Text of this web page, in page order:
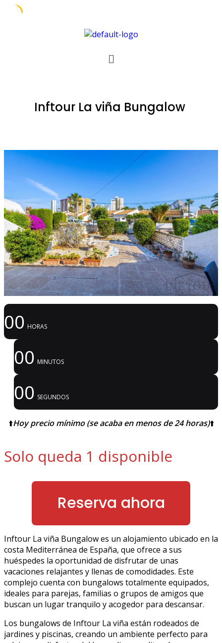
Inftour La viña Bungalow
00 HORAS
00 MINUTOS
00 SEGUNDOS
⬆️Hoy precio mínimo (se acaba en menos de 24 horas)⬆️
Solo queda 1 disponible
Reserva ahora
Inftour La viña Bungalow es un alojamiento ubicado en la
costa Mediterránea de España, que ofrece a sus
huéspedes la oportunidad de disfrutar de unas
vacaciones relajantes y llenas de comodidades. Este
complejo cuenta con bungalows totalmente equipados,
ideales para parejas, familias o grupos de amigos que
buscan un lugar tranquilo y acogedor para descansar.
Los bungalows de Inftour La viña están rodeados de
jardines y piscinas, creando un ambiente perfecto para